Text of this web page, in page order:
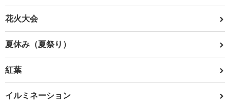
花火大会
夏休み（夏祭り）
紅葉
イルミネーション